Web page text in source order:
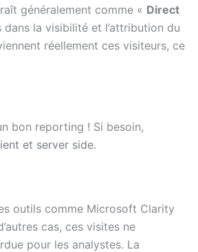
généralement comme « Direct
dans la visibilité et l’attribution du
réellement ces visiteurs, ce
bon reporting ! Si besoin,
et server side.
outils comme Microsoft Clarity
cas, ces visites ne
pour les analystes. La